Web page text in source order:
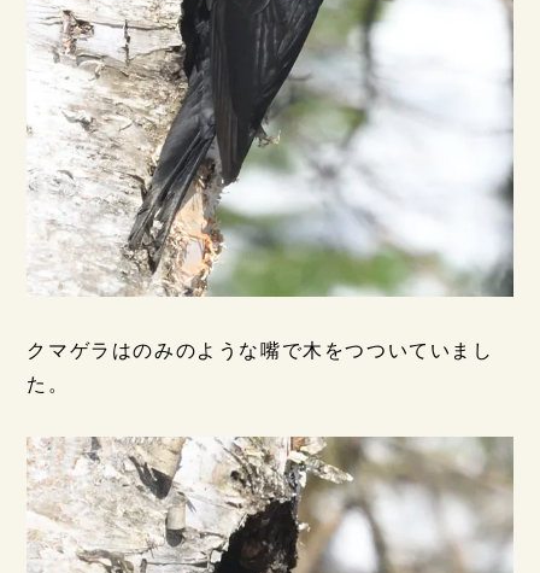
クマゲラはのみのような嘴で木をつついていまし
た。